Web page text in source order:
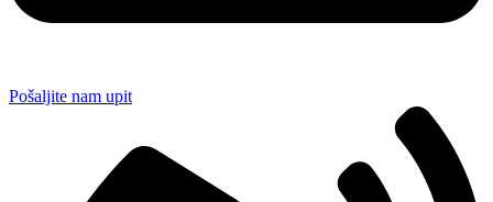
Pošaljite nam upit